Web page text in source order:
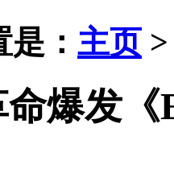
： 主页
爆发